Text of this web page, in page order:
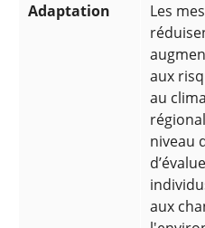
Adaptation
Les
aux
au
niveau
aux